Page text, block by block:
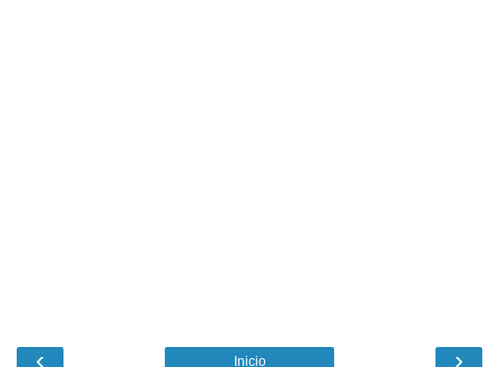
‹ ›
Inicio